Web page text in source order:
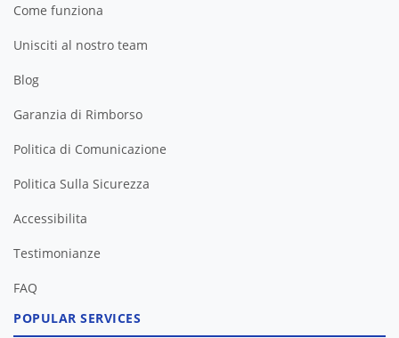
Come funziona
Unisciti al nostro team
Blog
Garanzia di Rimborso
Politica di Comunicazione
Politica Sulla Sicurezza
Accessibilita
Testimonianze
FAQ
POPULAR SERVICES